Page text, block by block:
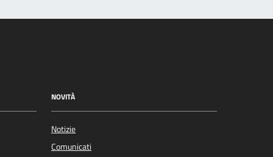
NOVITÀ
Notizie
Comunicati